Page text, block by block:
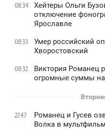
08:34
Хейтеры Ольги
отключение
Ярославле
08:33
Умер российский
Хворостовский
08:32
Виктория Романец
огромные суммы
22:47
Романец и Гусев
Волка в